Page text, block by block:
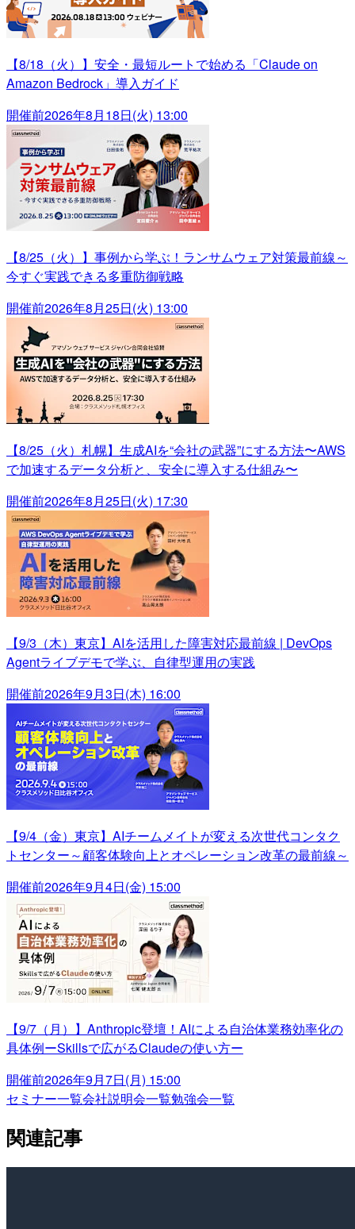
【8/18（火）】安全・最短ルートで始める「Claude on
Amazon Bedrock」導入ガイド
開催前2026年8月18日(火) 13:00
【8/25（火）】事例から学ぶ！ランサムウェア対策最前線～
今すぐ実践できる多重防御戦略
開催前2026年8月25日(火) 13:00
【8/25（火）札幌】生成AIを“会社の武器”にする方法〜AWS
で加速するデータ分析と、安全に導入する仕組み〜
開催前2026年8月25日(火) 17:30
【9/3（木）東京】AIを活用した障害対応最前線 | DevOps
Agentライブデモで学ぶ、自律型運用の実践
開催前2026年9月3日(木) 16:00
【9/4（金）東京】AIチームメイトが変える次世代コンタク
トセンター～顧客体験向上とオペレーション改革の最前線～
開催前2026年9月4日(金) 15:00
【9/7（月）】Anthropic登壇！AIによる自治体業務効率化の
具体例ーSkillsで広がるClaudeの使い方ー
開催前2026年9月7日(月) 15:00
セミナー一覧会社説明会一覧勉強会一覧
関連記事